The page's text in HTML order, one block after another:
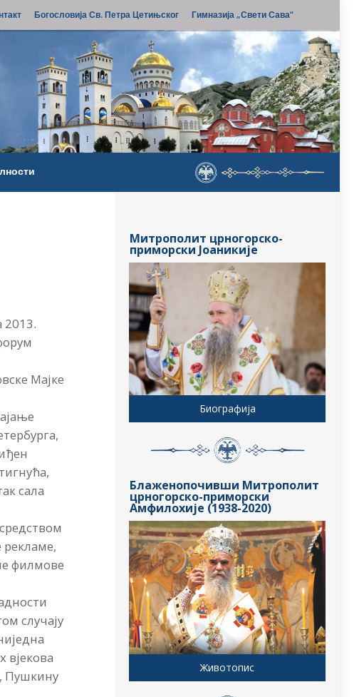
Богословија Св. Петра Цетињског Гимназија „Свети Сава“
2013.
Мајке
сала
рекламе,
филмове
случају
вјекова
Пушкину
Митрополит црногорско-
приморски Јоаникије
Биографија
Блаженопочивши Митрополит
црногорско-приморски
Амфилохије (1938-2020)
Животопис